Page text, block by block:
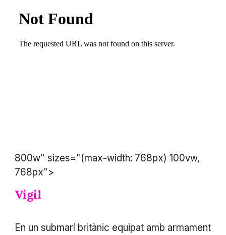
800w" sizes="(max-width: 768px) 100vw,
768px">
Vigil
En un submarí britànic equipat amb armament